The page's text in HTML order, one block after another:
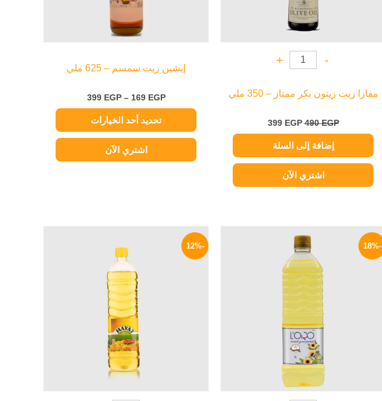
-
+
مفازا زيت زيتون بكر ممتاز – 350 ملي
490EGP
399 EGP
إضافة إلى السلة
اشتري الآن
إيشين زيت سمسم – 625 ملي
169 EGP
–
399 EGP
تحديد أحد الخيارات
اختيار
الخيارات
المنتج
اشتري الآن
-18%
الأصلي
هو:
145 EGP.
-12%
هو:
90 EGP.